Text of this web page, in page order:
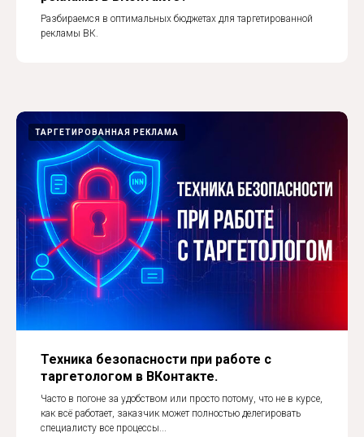
Разбираемся в оптимальных бюджетах для таргетированной
рекламы ВК.
ТАРГЕТИРОВАННАЯ РЕКЛАМА
Техника безопасности при работе с
таргетологом в ВКонтакте.
Часто в погоне за удобством или просто потому, что не в курсе,
как всё работает, заказчик может полностью делегировать
специалисту все процессы...